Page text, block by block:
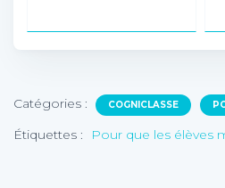
Catégories : COGNICLASSE
Étiquettes : Pour que les élèves